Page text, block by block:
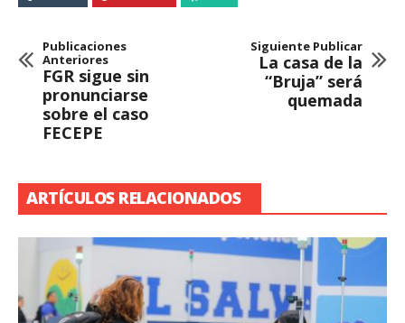
Publicaciones
Anteriores
FGR sigue sin
pronunciarse
sobre el caso
FECEPE
Siguiente Publicar
La casa de la
“Bruja” será
quemada
ARTÍCULOS RELACIONADOS